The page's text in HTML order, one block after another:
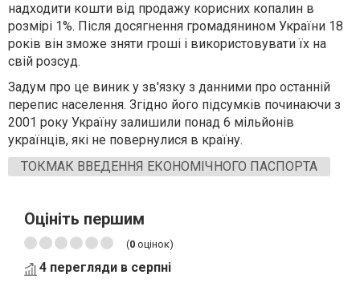
надходити кошти від продажу корисних копалин в
розмірі 1%. Після досягнення громадянином України 18
років він зможе зняти гроші і використовувати їх на
свій розсуд.
Задум про це виник у зв'язку з данними про останній
перепис населення. Згідно його підсумків починаючи з
2001 року Україну залишили понад 6 мільйонів
українців, які не повернулися в країну.
ТОКМАК ВВЕДЕННЯ ЕКОНОМІЧНОГО ПАСПОРТА
Оцініть першим
(0 оцінок)
4 перегляди в серпні